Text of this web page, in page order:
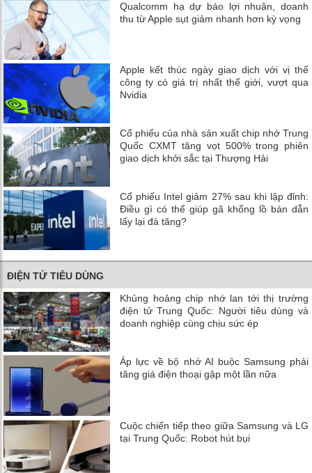
Qualcomm hạ dự báo lợi nhuận, doanh
thu từ Apple sụt giảm nhanh hơn kỳ vọng
Apple kết thúc ngày giao dịch với vị thế
công ty có giá trị nhất thế giới, vượt qua
Nvidia
Cổ phiếu của nhà sản xuất chip nhớ Trung
Quốc CXMT tăng vọt 500% trong phiên
giao dịch khởi sắc tại Thượng Hải
Cổ phiếu Intel giảm 27% sau khi lập đỉnh:
Điều gì có thể giúp gã khổng lồ bán dẫn
lấy lại đà tăng?
ĐIỆN TỬ TIÊU DÙNG
Khủng hoảng chip nhớ lan tới thị trường
điện tử Trung Quốc: Người tiêu dùng và
doanh nghiệp cùng chịu sức ép
Áp lực về bộ nhớ AI buộc Samsung phải
tăng giá điện thoại gập một lần nữa
Cuộc chiến tiếp theo giữa Samsung và LG
tại Trung Quốc: Robot hút bụi